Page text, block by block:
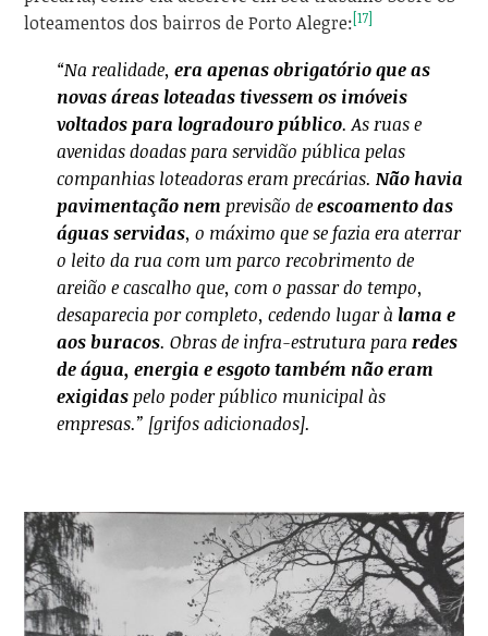
loteamentos dos bairros de Porto Alegre:[17]
“Na realidade,era apenas obrigatório que as
novas áreas loteadas tivessem os imóveis
voltados para logradouro público. As ruas e
avenidas doadas para servidão pública pelas
companhias loteadoras eram precárias. Não havia
pavimentação nem previsão deescoamento das
águas servidas, o máximo que se fazia era aterrar
o leito da rua com um parco recobrimento de
areião e cascalho que, com o passar do tempo,
desaparecia por completo, cedendo lugar à lama e
aos buracos. Obras de infra-estrutura para redes
de água, energia e esgoto também não eram
exigidas pelo poder público municipal às
empresas.” [grifos adicionados].